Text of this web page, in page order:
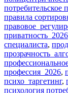
потребительское
правила
приватность_2026
специалиста,
профессия_2026,
психо_таргетинг,
психология